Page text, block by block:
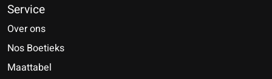
Service
Over ons
Nos Boetieks
Maattabel